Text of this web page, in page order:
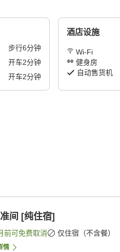
步行6分钟
开车2分钟
开车2分钟
酒店设施
Wi-Fi
健身房
自动售货机
间 [纯住宿]
前可免费取消 仅住宿（不含餐）
情